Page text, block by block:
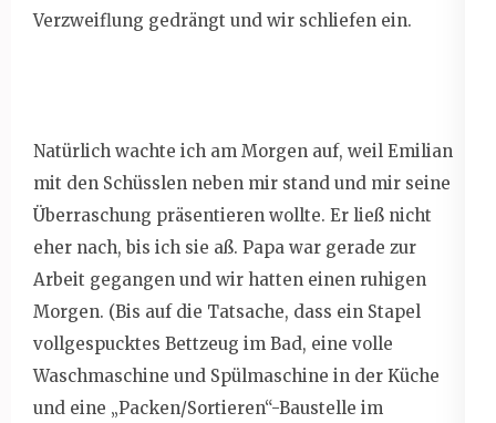
Verzweiflung gedrängt und wir schliefen ein.
Natürlich wachte ich am Morgen auf, weil Emilian
mit den Schüsslen neben mir stand und mir seine
Überraschung präsentieren wollte. Er ließ nicht
eher nach, bis ich sie aß. Papa war gerade zur
Arbeit gegangen und wir hatten einen ruhigen
Morgen. (Bis auf die Tatsache, dass ein Stapel
vollgespucktes Bettzeug im Bad, eine volle
Waschmaschine und Spülmaschine in der Küche
und eine „Packen/Sortieren“-Baustelle im